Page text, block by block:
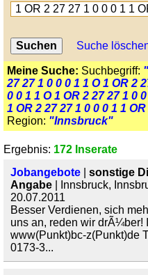
Suche
Meine Suche: Suchbegriff:
27 27 1 0 0 0 1 1 O 1 OR 2
0 0 1 1 O 1 OR 2 27 27 1 0
1 OR 2 27 27 1 0 0 0 1 1
Region: "Innsbruck"
Ergebnis: 172 Inserate
Jobangebote
sonstige
Angabe | Innsbruck,
20.07.2011
Besser Verdienen, sich
uns an, reden wir drÃ¼ber!
www(Punkt)bc-z(Punkt)de
0173-3...